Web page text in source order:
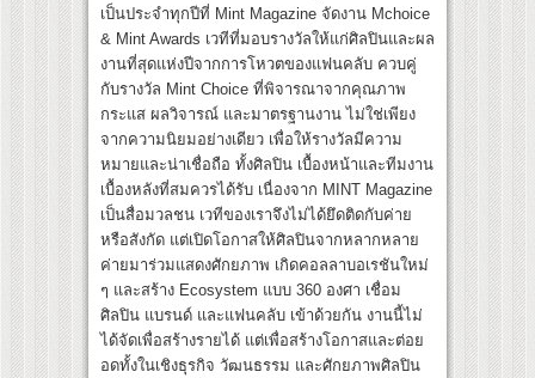
เป็นประจำทุกปีที่ Mint Magazine จัดงาน Mchoice
& Mint Awards เวทีที่มอบรางวัลให้แก่ศิลปินและผล
งานที่สุดแห่งปีจากการโหวตของแฟนคลับ ควบคู่
กับรางวัล Mint Choice ที่พิจารณาจากคุณภาพ
กระแส ผลวิจารณ์ และมาตรฐานงาน ไม่ใช่เพียง
จากความนิยมอย่างเดียว เพื่อให้รางวัลมีความ
หมายและน่าเชื่อถือ ทั้งศิลปิน เบื้องหน้าและทีมงาน
เบื้องหลังที่สมควรได้รับ เนื่องจาก MINT Magazine
เป็นสื่อมวลชน เวทีของเราจึงไม่ได้ยึดติดกับค่าย
หรือสังกัด แต่เปิดโอกาสให้ศิลปินจากหลากหลาย
ค่ายมาร่วมแสดงศักยภาพ เกิดคอลลาบอเรชันใหม่
ๆ และสร้าง Ecosystem แบบ 360 องศา เชื่อม
ศิลปิน แบรนด์ และแฟนคลับ เข้าด้วยกัน งานนี้ไม่
ได้จัดเพื่อสร้างรายได้ แต่เพื่อสร้างโอกาสและต่อย
อดทั้งในเชิงธุรกิจ วัฒนธรรม และศักยภาพศิลปิน